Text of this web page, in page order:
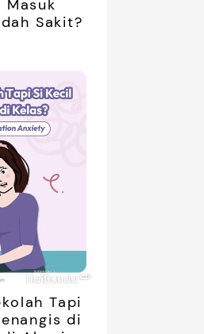
Masuk
Sakit?
Tapi
di